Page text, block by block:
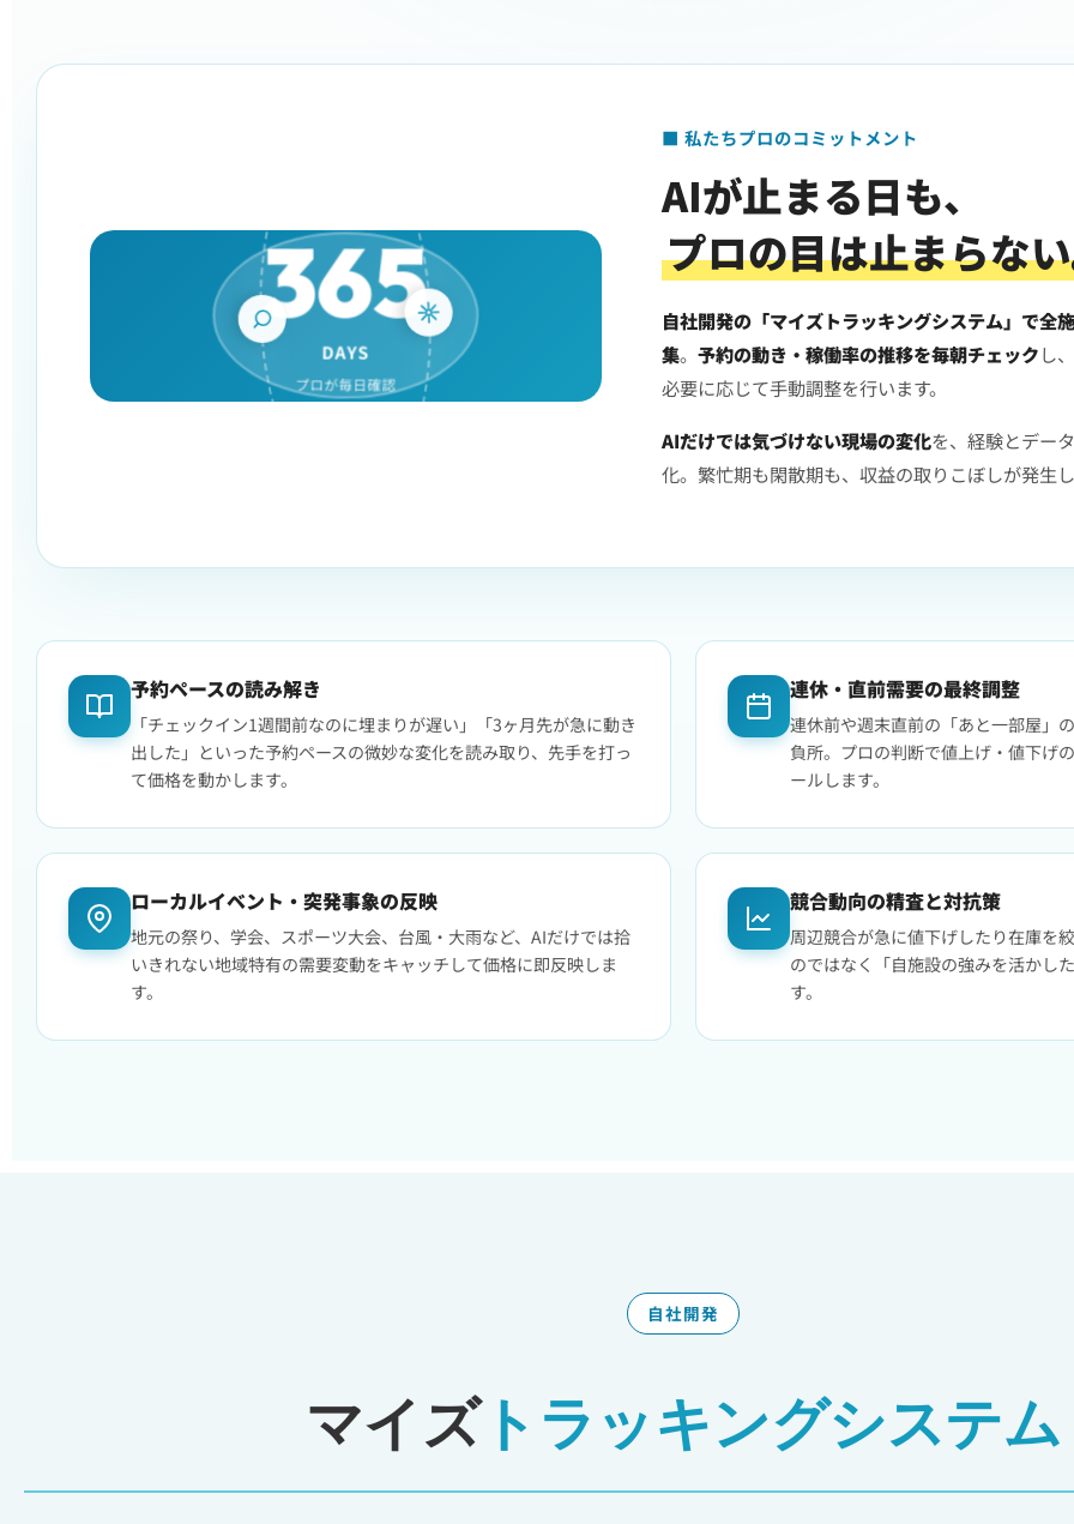
365
DAYS
プロが毎日確認
■ 私たちプロのコミットメント
AIが止まる日も、
プロの目は止まらな
自社開発の「マイズトラッキングシステム」で全
集。予約の動き・稼働率の推移を毎朝チェックし
必要に応じて手動調整を行います。
AIだけでは気づけない現場の変化を、経験とデー
化。繁忙期も閑散期も、収益の取りこぼしが発生
予約ペースの読み解き
「チェックイン1週間前なのに埋まりが遅い」「3ヶ月先が急に動き
出した」といった予約ペースの微妙な変化を読み取り、先手を打っ
て価格を動かします。
連休・直前需要の最終調整
連休前や週末直前の「あと一部屋」
負所。プロの判断で値上げ・値下げ
ールします。
ローカルイベント・突発事象の反映
地元の祭り、学会、スポーツ大会、台風・大雨など、AIだけでは拾
いきれない地域特有の需要変動をキャッチして価格に即反映しま
す。
競合動向の精査と対抗策
周辺競合が急に値下げしたり在庫を
のではなく「自施設の強みを活かし
す。
自社開発
マイズトラッキングシステム